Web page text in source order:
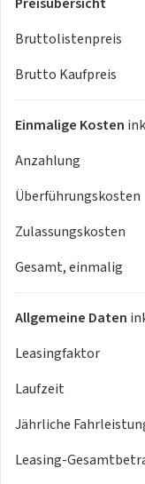
Mittelarmlehne
Shift-by Wire
Beifahrer
Audio & Navigation
Digitaler
Ablagen
Ablagetaschen an
Fächer in den Türen
Getränkehalter
in der
Bruttolistenpreis
Brutto Kaufpreis
Einmalige Kosten
Anzahlung
Überführungskosten
Zulassungskosten
Gesamt, einmalig
Allgemeine Daten
Leasingfaktor
Laufzeit
Jährliche
Leasing-